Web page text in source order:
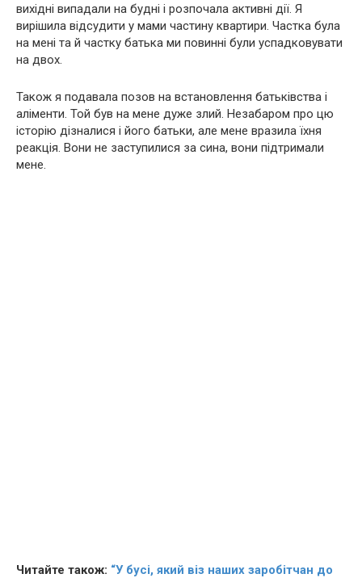
вихідні випадали на будні і розпочала активні дії. Я
вирішила відсудити у мами частину квартири. Частка була
на мені та й частку батька ми повинні були успадковувати
на двох.
Також я подавала позов на встановлення батьківства і
аліменти. Той був на мене дуже злий. Незабаром про цю
історію дізналися і його батьки, але мене вразила їхня
реакція. Вони не заступилися за сина, вони підтримали
мене.
Читайте також: “У бусi, який вiз наших заробiтчан до